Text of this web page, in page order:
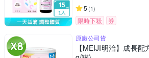
5 (1)
限時下殺
券
原廠公司貨
【MEIJI明治】成長